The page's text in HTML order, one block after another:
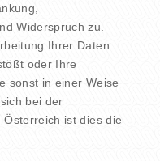
Widerspruch zu.
Ihrer Daten
oder Ihre
sonst in einer Weise
bei der
ist dies die